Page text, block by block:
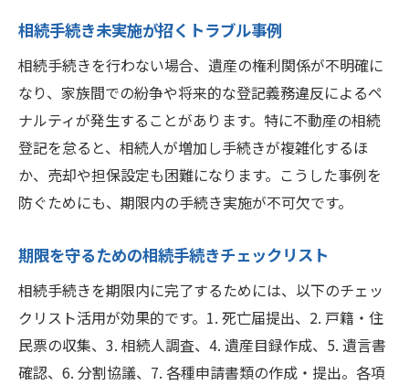
法務省発表の相続登記義務化ポイント解説
相続義務化を見据えた準備と実践ポイント
時効ややり直しが必要な相続のケースを探る
相続時効が成立するケースと注意点
相続やり直しが必要となる具体的事例
相続の時効とやり直し期限の違いを解説
やり直し手続きで押さえるべきポイント
相続時効リスクを回避するための対策
相続における時効成立後の対応方法
安心して相続を迎えるための手続き総まとめ
相続手続きの流れを総まとめで分かりやす
く
相続手続き未実施が招くトラブル事例
相続手続きを行わない場合、遺産の権利関係が不明確に
なり、家族間での紛争や将来的な登記義務違反によるペ
ナルティが発生することがあります。特に不動産の相続
登記を怠ると、相続人が増加し手続きが複雑化するほ
か、売却や担保設定も困難になります。こうした事例を
防ぐためにも、期限内の手続き実施が不可欠です。
期限を守るための相続手続きチェックリスト
相続手続きを期限内に完了するためには、以下のチェッ
クリスト活用が効果的です。1. 死亡届提出、2. 戸籍・住
民票の収集、3. 相続人調査、4. 遺産目録作成、5. 遺言書
確認、6. 分割協議、7. 各種申請書類の作成・提出。各項